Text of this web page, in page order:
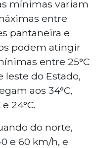
mínimas variam
entre
pantaneira e
podem atingir
entre 25°C
leste do Estado,
aos 34°C,
24°C.
do norte,
e 60 km/h, e